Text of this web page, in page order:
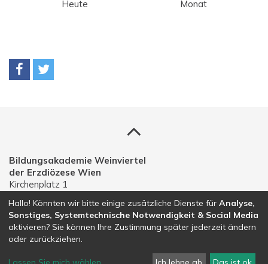
Heute Monat
Bildungsakademie Weinviertel
der Erzdiözese Wien
Kirchenplatz 1
Telefon: 02574 30203
E-Mail:bildungsakademie.weinviertel@edw.or.at
Hallo! Könnten wir bitte einige zusätzliche Dienste für Analyse,
Sonstiges, Systemtechnische Notwendigkeit & Social Media
aktivieren? Sie können Ihre Zustimmung später jederzeit ändern
oder zurückziehen.